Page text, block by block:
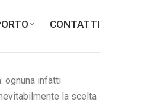
CONTATTI
ognuna infatti
la scelta
CONTATTI